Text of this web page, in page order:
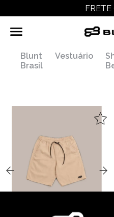
FRETE
Blunt
Brasil
Vestuário